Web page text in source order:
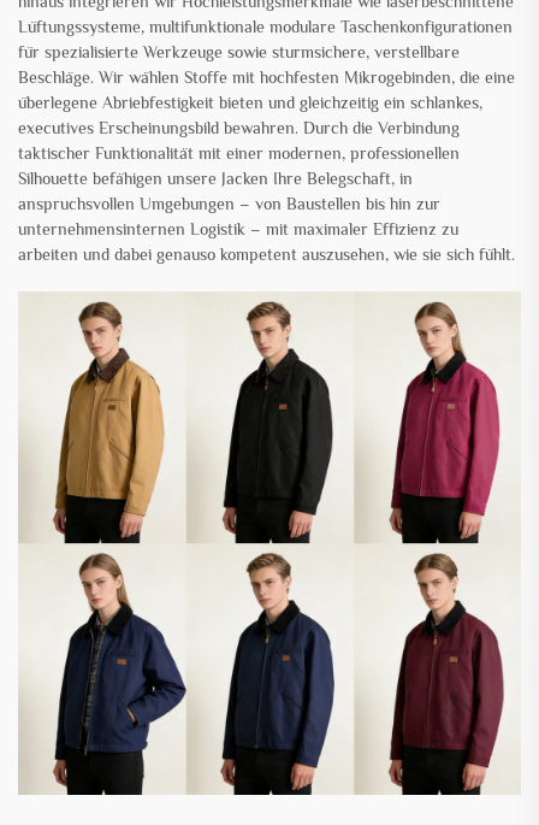
Lüftungssysteme, multifunktionale modulare Taschenkonfigurationen
für spezialisierte Werkzeuge sowie sturmsichere, verstellbare
Beschläge. Wir wählen Stoffe mit hochfesten Mikrogebinden, die eine
überlegene Abriebfestigkeit bieten und gleichzeitig ein schlankes,
executives Erscheinungsbild bewahren. Durch die Verbindung
taktischer Funktionalität mit einer modernen, professionellen
Silhouette befähigen unsere Jacken Ihre Belegschaft, in
anspruchsvollen Umgebungen – von Baustellen bis hin zur
unternehmensinternen Logistik – mit maximaler Effizienz zu
arbeiten und dabei genauso kompetent auszusehen, wie sie sich fühlt.